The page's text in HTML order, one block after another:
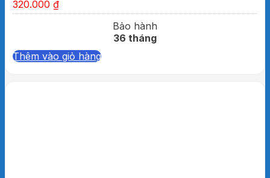
320.000 ₫
Bảo hành
36 tháng
Thêm vào giỏ hàng